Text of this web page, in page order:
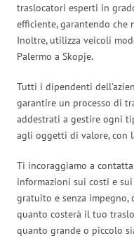
traslocatori esperti in
efficiente, garantendo che
Inoltre, utilizza veicoli
Palermo a Skopje.
Tutti i dipendenti
garantire un processo di
addestrati a gestire ogni
agli oggetti di valore, con
Ti incoraggiamo a
informazioni sui costi e sui
gratuito e senza impegno,
quanto costerà il tuo
quanto grande o piccolo